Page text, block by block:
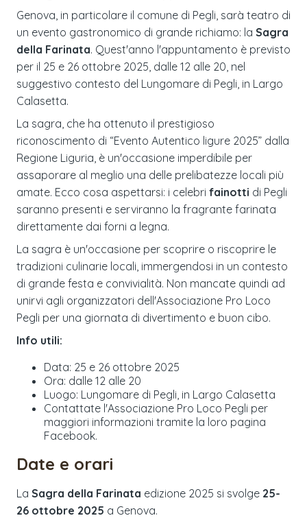
Genova, in particolare il comune di Pegli, sarà teatro di
un evento gastronomico di grande richiamo: la Sagra
della Farinata. Quest'anno l'appuntamento è previsto
per il 25 e 26 ottobre 2025, dalle 12 alle 20, nel
suggestivo contesto del Lungomare di Pegli, in Largo
Calasetta.
La sagra, che ha ottenuto il prestigioso
riconoscimento di “Evento Autentico ligure 2025” dalla
Regione Liguria, è un'occasione imperdibile per
assaporare al meglio una delle prelibatezze locali più
amate. Ecco cosa aspettarsi: i celebri fainotti di Pegli
saranno presenti e serviranno la fragrante farinata
direttamente dai forni a legna.
La sagra è un'occasione per scoprire o riscoprire le
tradizioni culinarie locali, immergendosi in un contesto
di grande festa e convivialità. Non mancate quindi ad
unirvi agli organizzatori dell'Associazione Pro Loco
Pegli per una giornata di divertimento e buon cibo.
Info utili:
Data: 25 e 26 ottobre 2025
Ora: dalle 12 alle 20
Luogo: Lungomare di Pegli, in Largo Calasetta
Contattate l'Associazione Pro Loco Pegli per
maggiori informazioni tramite la loro pagina
Facebook.
Date e orari
La Sagra della Farinata edizione 2025 si svolge 25-
26 ottobre 2025 a Genova.